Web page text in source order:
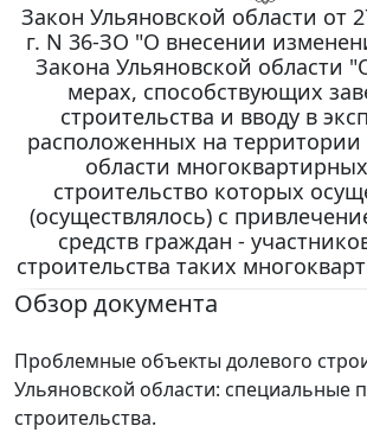
Закон Ульяновской области от
г. N 36-ЗО "О внесении
Закона Ульяновской области
мерах, способствующих
строительства и вводу в
расположенных на территории
области
строительство которых
(осуществлялось) с
средств граждан -
строительства таких
Обзор документа
Проблемные объекты долевого
Ульяновской области: специальные
строительства.